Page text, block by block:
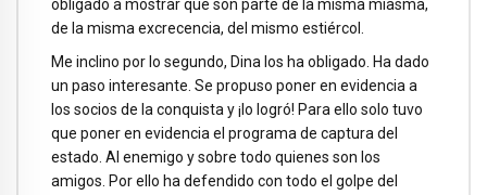
obligado a mostrar que son parte de la misma miasma,
de la misma excrecencia, del mismo estiércol.
Me inclino por lo segundo, Dina los ha obligado. Ha dado
un paso interesante. Se propuso poner en evidencia a
los socios de la conquista y ¡lo logró! Para ello solo tuvo
que poner en evidencia el programa de captura del
estado. Al enemigo y sobre todo quienes son los
amigos. Por ello ha defendido con todo el golpe del